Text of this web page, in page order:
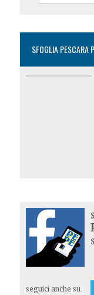
SFOGLIA PESCARA
seguici anche su: